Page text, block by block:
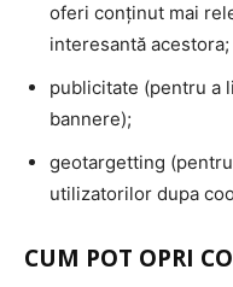
oferi conținut mai
interesantă acestora;
publicitate (pentru a
bannere);
geotargetting
utilizatorilor dupa
CUM POT OPRI